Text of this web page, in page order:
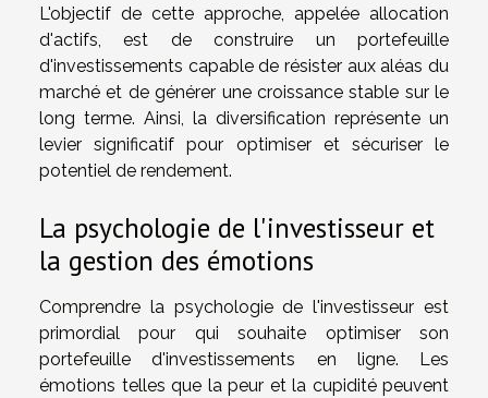
L'objectif de cette approche, appelée allocation
d'actifs, est de construire un portefeuille
d'investissements capable de résister aux aléas du
marché et de générer une croissance stable sur le
long terme. Ainsi, la diversification représente un
levier significatif pour optimiser et sécuriser le
potentiel de rendement.
La psychologie de l'investisseur et
la gestion des émotions
Comprendre la psychologie de l'investisseur est
primordial pour qui souhaite optimiser son
portefeuille d'investissements en ligne. Les
émotions telles que la peur et la cupidité peuvent